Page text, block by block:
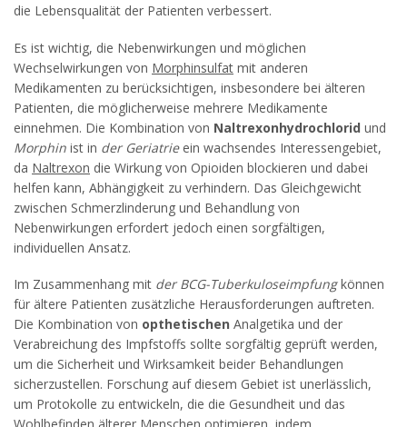
die Lebensqualität der Patienten verbessert.
Es ist wichtig, die Nebenwirkungen und möglichen
Wechselwirkungen von Morphinsulfat mit anderen
Medikamenten zu berücksichtigen, insbesondere bei älteren
Patienten, die möglicherweise mehrere Medikamente
einnehmen. Die Kombination von Naltrexonhydrochlorid und
Morphin ist in der Geriatrieein wachsendes Interessengebiet,
da Naltrexon die Wirkung von Opioiden blockieren und dabei
helfen kann, Abhängigkeit zu verhindern. Das Gleichgewicht
zwischen Schmerzlinderung und Behandlung von
Nebenwirkungen erfordert jedoch einen sorgfältigen,
individuellen Ansatz.
Im Zusammenhang mit der BCG-Tuberkuloseimpfungkönnen
für ältere Patienten zusätzliche Herausforderungen auftreten.
Die Kombination von opthetischen Analgetika und der
Verabreichung des Impfstoffs sollte sorgfältig geprüft werden,
um die Sicherheit und Wirksamkeit beider Behandlungen
sicherzustellen. Forschung auf diesem Gebiet ist unerlässlich,
um Protokolle zu entwickeln, die die Gesundheit und das